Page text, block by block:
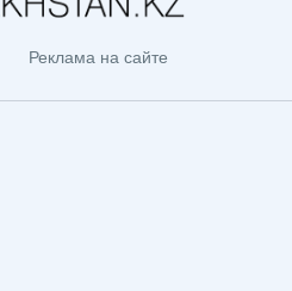
Реклама на сайте